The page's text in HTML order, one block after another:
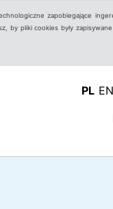
zapobiegające
by pliki cookies były
PL EN